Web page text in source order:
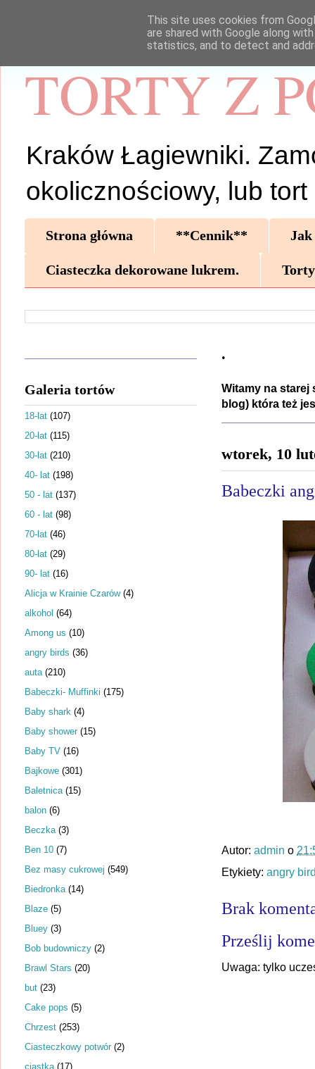
TORTY Z
Kraków Łagiewniki.
okolicznościowy, lub tort
Strona główna **Cennik** Jak
Ciasteczka dekorowane lukrem.
.
Witamy na starej
blog) która też
wtorek, 10
Babeczki
Autor: admin o
Etykiety: angry
Brak
Prześlij
Uwaga: tylko
Galeria tortów
18-lat (107)
20-lat (115)
30-lat (210)
40- lat (198)
50 - lat (137)
60 - lat (98)
70-lat (46)
80-lat (29)
90- lat (16)
Alicja w Krainie Czarów (4)
alkohol (64)
Among us (10)
angry birds (36)
auta (210)
Babeczki- Muffinki (175)
Baby shark (4)
Baby shower (15)
Baby TV (16)
Bajkowe (301)
Baletnica (15)
balon (6)
Beczka (3)
Ben 10 (7)
Bez masy cukrowej (549)
Biedronka (14)
Blaze (5)
Bluey (3)
Bob budowniczy (2)
Brawl Stars (20)
but (23)
Cake pops (5)
Chrzest (253)
Ciasteczkowy potwór (2)
ciastka (17)
This site uses cookies from
are shared with Google along
statistics, and to detect and